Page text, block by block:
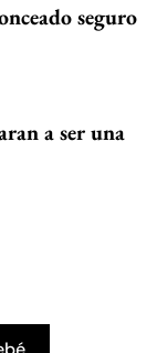
seguro
a ser una